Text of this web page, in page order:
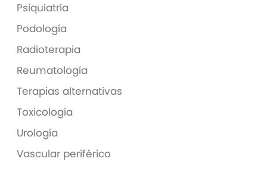
Psiquiatría
Podología
Radioterapia
Reumatología
Terapias alternativas
Toxicología
Urología
Vascular periférico